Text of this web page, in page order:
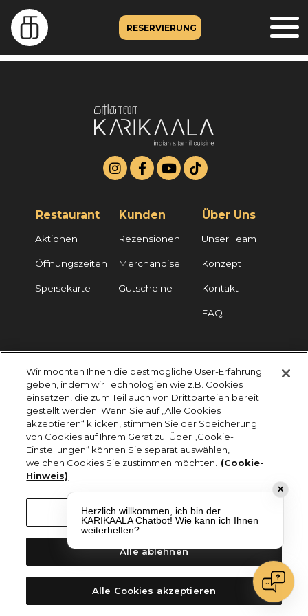
RESERVIERUNG
Restaurant
Aktionen
Öffnungszeiten
Speisekarte
Kunden
Rezensionen
Merchandise
Gutscheine
Über Uns
Unser Team
Konzept
Kontakt
FAQ
KARIKAALA ©2026 - Saily Food Service GmbH
Alle Rechte vorbehalten
✕
Herzlich willkommen, ich bin der
KARIKAALA Chatbot! Wie kann ich Ihnen
weiterhelfen?
Wir möchten Ihnen die bestmögliche User-Erfahrung
geben, indem wir Technologien wie z.B. Cookies
einsetzen, die zum Teil auch von Drittparteien bereit
gestellt werden. Wenn Sie auf „Alle Cookies
akzeptieren“ klicken, stimmen Sie der Speicherung
von Cookies auf Ihrem Gerät zu. Über „Cookie-
Einstellungen“ können Sie separat auswählen,
welchen Cookies Sie zustimmen möchten.
(Cookie-
Hinweis)
Cookie-Einstellungen
Alle ablehnen
Alle Cookies akzeptieren